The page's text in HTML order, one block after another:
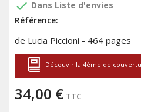
done Dans Liste d'envies
Référence:
de Lucia Piccioni - 464 pages
Découvir la 4ème de
34,00 € TTC